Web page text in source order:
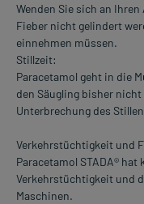
Wenden Sie sich an
Fieber nicht gelindert
einnehmen müssen.
Stillzeit:
Paracetamol geht in die
den Säugling bisher
Unterbrechung des
Verkehrstüchtigkeit und
Paracetamol STADA®
Verkehrstüchtigkeit und
Maschinen.